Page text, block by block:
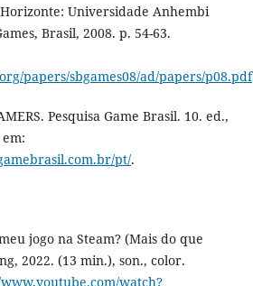
Horizonte: Universidade Anhembi
Brasil, 2008. p. 54-63.
papers/sbgames08/ad/papers/p08.pdf
Pesquisa Game Brasil. 10. ed.,
pt/.
jogo na Steam? (Mais do que
2022. (13 min.), son., color.
watch?